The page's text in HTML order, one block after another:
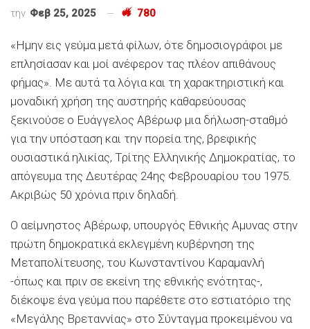
την Φεβ 25, 2025 780
«Ημην εις γεύμα μετά φίλων, ότε δημοσιογράφοι με
επλησίασαν και μοί ανέφερον τας πλέον απιθάνους
φήμας». Με αυτά τα λόγια και τη χαρακτηριστική και
μοναδική χρήση της αυστηρής καθαρεύουσας
ξεκινούσε ο Ευάγγελος Αβέρωφ μια δήλωση-σταθμό
για την υπόσταση και την πορεία της, βρεφικής
ουσιαστικά ηλικίας, Τρίτης Ελληνικής Δημοκρατίας, το
απόγευμα της Δευτέρας 24ης Φεβρουαρίου του 1975.
Ακριβώς 50 χρόνια πριν δηλαδή.
Ο αείμνηστος Αβέρωφ, υπουργός Εθνικής Αμυνας στην
πρώτη δημοκρατικά εκλεγμένη κυβέρνηση της
Μεταπολίτευσης, του Κωνσταντίνου Καραμανλή
-όπως και πριν σε εκείνη της εθνικής ενότητας-,
διέκοψε ένα γεύμα που παρέθετε στο εστιατόριο της
«Μεγάλης Βρεταννίας» στο Σύνταγμα προκειμένου να